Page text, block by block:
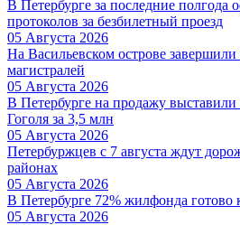
В Петербурге за последние полгода
протоколов за безбилетный проезд
05 Августа 2026
На Васильевском острове
магистралей
05 Августа 2026
В Петербурге на продажу
Гоголя за 3,5 млн
05 Августа 2026
Петербуржцев с 7 августа ждут
районах
05 Августа 2026
В Петербурге 72% жилфонда готово
05 Августа 2026